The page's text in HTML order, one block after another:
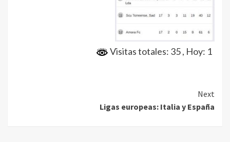
Visitas totales: 35, Hoy: 1
Next
Ligas europeas: Italia y España